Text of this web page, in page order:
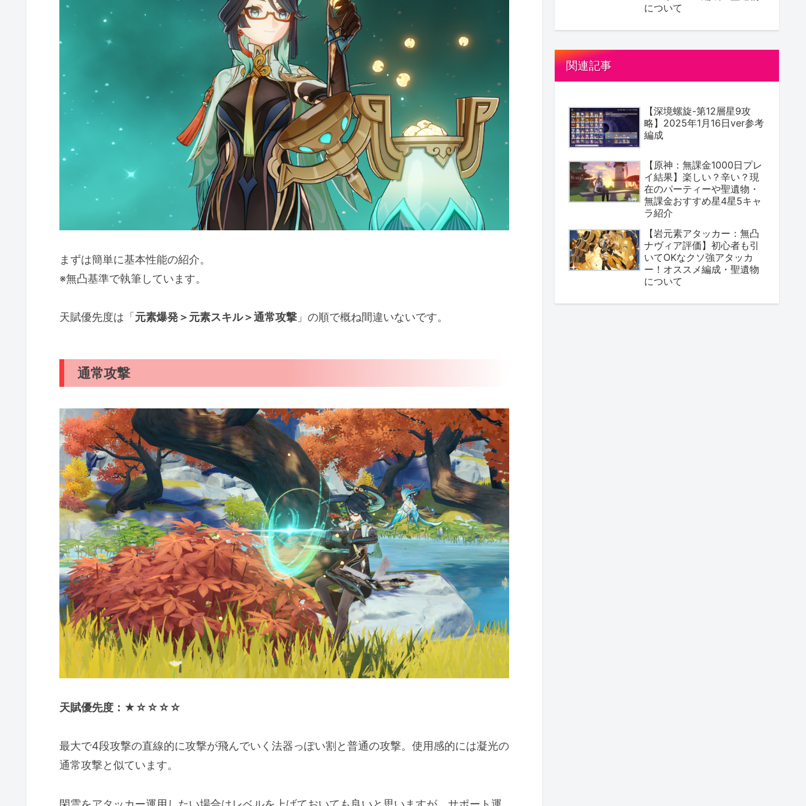
まずは簡単に基本性能の紹介。
※無凸基準で執筆しています。
天賦優先度は「 元素爆発＞元素スキル＞通常攻撃 」の順で概ね間違いないです。
通常攻撃
天賦優先度：★☆☆☆☆
最大で4段攻撃の直線的に攻撃が飛んでいく法器っぽい割と普通の攻撃。使用感的には凝光の
通常攻撃と似ています。
について
関連記事
【深境螺旋-第12層星9攻
略】2025年1月16日ver参考
編成
【原神：無課金1000日プレ
イ結果】楽しい？辛い？現
在のパーティーや聖遺物・
無課金おすすめ星4星5キャ
ラ紹介
【岩元素アタッカー：無凸
ナヴィア評価】初心者も引
いてOKなクソ強アタッカ
ー！オススメ編成・聖遺物
について